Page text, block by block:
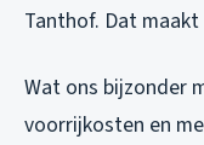
Tanthof. Dat
Wat ons bijzonder
voorrijkosten en